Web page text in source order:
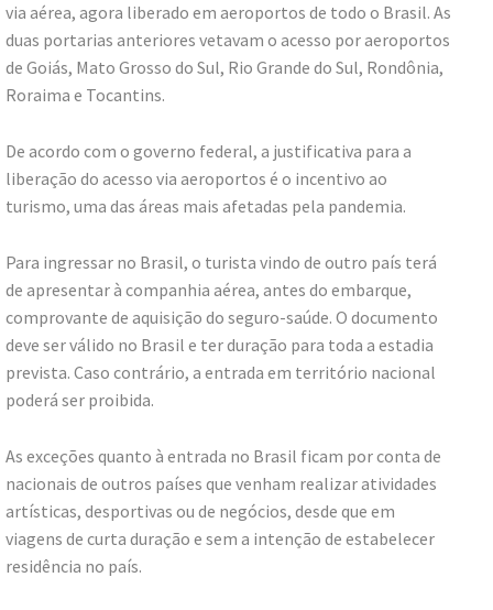
via aérea, agora liberado em aeroportos de todo o Brasil. As
duas portarias anteriores vetavam o acesso por aeroportos
de Goiás, Mato Grosso do Sul, Rio Grande do Sul, Rondônia,
Roraima e Tocantins.
De acordo com o governo federal, a justificativa para a
liberação do acesso via aeroportos é o incentivo ao
turismo, uma das áreas mais afetadas pela pandemia.
Para ingressar no Brasil, o turista vindo de outro país terá
de apresentar à companhia aérea, antes do embarque,
comprovante de aquisição do seguro-saúde. O documento
deve ser válido no Brasil e ter duração para toda a estadia
prevista. Caso contrário, a entrada em território nacional
poderá ser proibida.
As exceções quanto à entrada no Brasil ficam por conta de
nacionais de outros países que venham realizar atividades
artísticas, desportivas ou de negócios, desde que em
viagens de curta duração e sem a intenção de estabelecer
residência no país.